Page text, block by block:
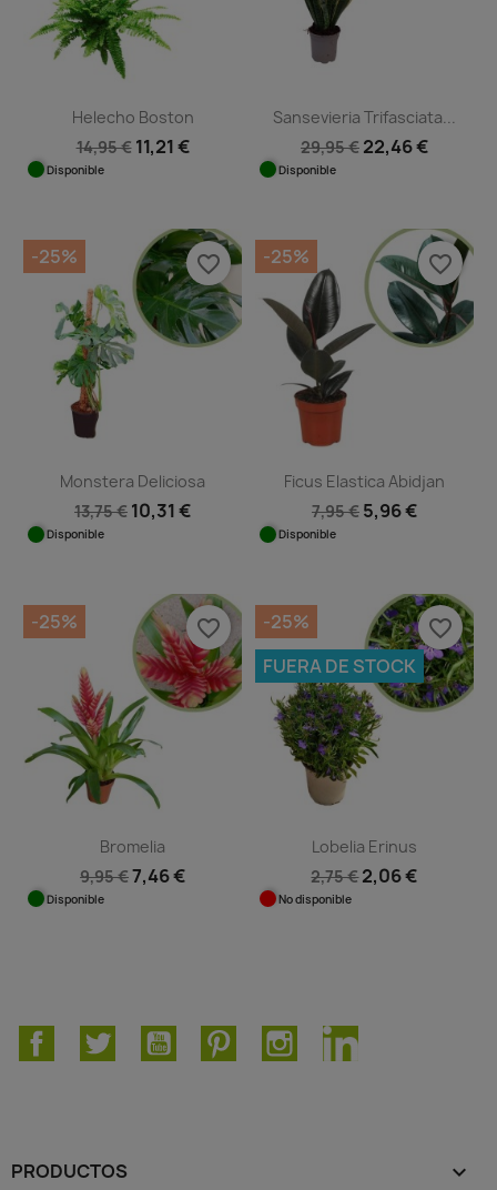
Helecho Boston
14,95 € 11,21 €
Disponible
Sansevieria Trifasciata...
29,95 € 22,46 €
Disponible
Monstera Deliciosa
13,75 € 10,31 €
Disponible
-25% favorite_border
Ficus Elastica Abidjan
7,95 € 5,96 €
Disponible
-25% favorite_border
Bromelia
9,95 €7,46 €
Disponible
-25% favorite_border
Lobelia Erinus
2,75 €2,06 €
No disponible
-25%
FUERA DE STOCK
favorite_border
FacebookTwitter YouTube PinterestInstagramLinkedIn
PRODUCTOS 